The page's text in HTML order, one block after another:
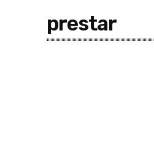
prestar